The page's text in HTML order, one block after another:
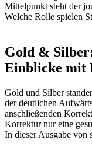
Mittelpunkt steht der
Welche Rolle spielen
Gold &
Einblicke mit
Gold und Silber
der deutlichen
anschließenden
Korrektur nur eine
In dieser Ausgabe